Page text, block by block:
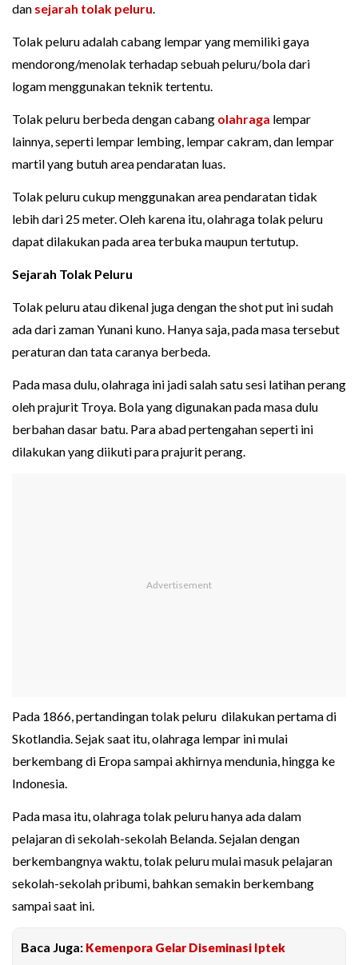
dan sejarah tolak peluru.
Tolak peluru adalah cabang lempar yang memiliki gaya
mendorong/menolak terhadap sebuah peluru/bola dari
logam menggunakan teknik tertentu.
Tolak peluru berbeda dengan cabang olahraga lempar
lainnya, seperti lempar lembing, lempar cakram, dan lempar
martil yang butuh area pendaratan luas.
Tolak peluru cukup menggunakan area pendaratan tidak
lebih dari 25 meter. Oleh karena itu, olahraga tolak peluru
dapat dilakukan pada area terbuka maupun tertutup.
Sejarah Tolak Peluru
Tolak peluru atau dikenal juga dengan the shot put ini sudah
ada dari zaman Yunani kuno. Hanya saja, pada masa tersebut
peraturan dan tata caranya berbeda.
Pada masa dulu, olahraga ini jadi salah satu sesi latihan perang
oleh prajurit Troya. Bola yang digunakan pada masa dulu
berbahan dasar batu. Para abad pertengahan seperti ini
dilakukan yang diikuti para prajurit perang.
Pada 1866, pertandingan tolak peluru dilakukan pertama di
Skotlandia. Sejak saat itu, olahraga lempar ini mulai
berkembang di Eropa sampai akhirnya mendunia, hingga ke
Indonesia.
Pada masa itu, olahraga tolak peluru hanya ada dalam
pelajaran di sekolah-sekolah Belanda. Sejalan dengan
berkembangnya waktu, tolak peluru mulai masuk pelajaran
sekolah-sekolah pribumi, bahkan semakin berkembang
sampai saat ini.
Baca Juga: Kemenpora Gelar Diseminasi Iptek